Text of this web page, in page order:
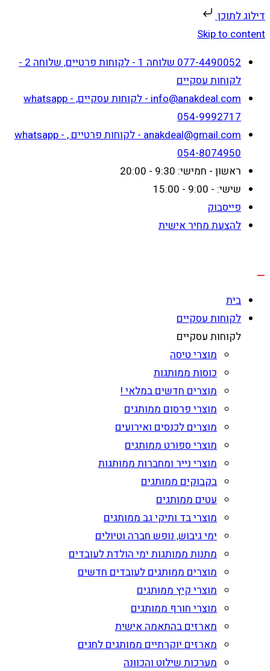
דילוג לתוכן
Skip to content
077-4490052 שלוחה 1 - לקוחות פרטיים, שלוחה 2 -
לקוחות עסקיים
info@anakdeal.com - לקוחות עסקיים, whatsapp -
054-9992717
anakdeal@gmail.com - לקוחות פרטיים , whatsapp -
054-8074950
ראשון - חמישי: 9:30 - 20:00
שישי: - 9:00 - 15:00
פייסבוק
להצעת מחיר אישית
בית
לקוחות עסקיים
לקוחות עסקיים
מוצרי טיסה
כוסות ממותגות
מוצרים חדשים במלאי !
מוצרי פרסום ממותגים
מוצרים לכנסים ואירועים
מוצרי ספורט ממותגים
מוצרי נייר ומחברות ממותגות
בקבוקים ממותגים
עטים ממותגים
מוצרי בד ותיקי גב ממותגים
ימי גיבוש, נופש חברה וטיולים
מתנות ממותגות ימי הולדת לעובדים
מוצרים ממותגים לעובדים חדשים
מוצרי קיץ ממותגים
מוצרי חורף ממותגים
מארזים בהתאמה אישית
מארזים יוקרתיים ממותגים לחגים
מערכות שילוט והכוונה